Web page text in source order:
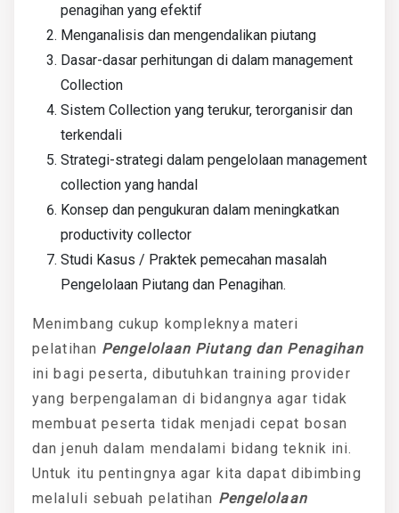
penagihan yang efektif
Menganalisis dan mengendalikan piutang
Dasar-dasar perhitungan di dalam management
Collection
Sistem Collection yang terukur, terorganisir dan
terkendali
Strategi-strategi dalam pengelolaan management
collection yang handal
Konsep dan pengukuran dalam meningkatkan
productivity collector
Studi Kasus / Praktek pemecahan masalah
Pengelolaan Piutang dan Penagihan.
Menimbang cukup kompleknya materi
pelatihan Pengelolaan Piutang dan Penagihan
ini bagi peserta, dibutuhkan training provider
yang berpengalaman di bidangnya agar tidak
membuat peserta tidak menjadi cepat bosan
dan jenuh dalam mendalami bidang teknik ini.
Untuk itu pentingnya agar kita dapat dibimbing
melaluli sebuah pelatihan Pengelolaan